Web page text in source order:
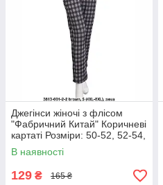
Джегінси жіночі з флісом
"Фабричний Китай" Коричневі
картаті Розміри: 50-52, 52-54,
54-56, 56-58 (18128-5)
В наявності
129 ₴ 165 ₴